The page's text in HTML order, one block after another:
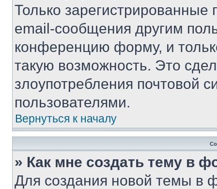
Только зарегистрированные
email-сообщения другим
конференцию форму, и
такую возможность. Это
злоупотребления почтовой
пользователями.
Вернуться к началу
» Как мне создать тему в
Для создания новой темы в